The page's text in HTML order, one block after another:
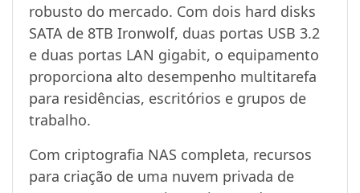
robusto do mercado. Com dois hard disks
SATA de 8TB Ironwolf, duas portas USB 3.2
e duas portas LAN gigabit, o equipamento
proporciona alto desempenho multitarefa
para residências, escritórios e grupos de
trabalho.
Com criptografia NAS completa, recursos
para criação de uma nuvem privada de